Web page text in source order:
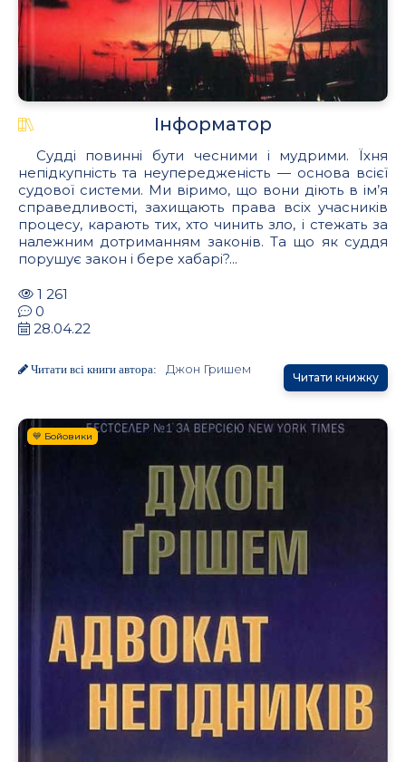
Інформатор
Судді повинні бути чесними і мудрими. Їхня
непідкупність та неупередженість — основа всієї
судової системи. Ми віримо, що вони діють в ім’я
справедливості, захищають права всіх учасників
процесу, карають тих, хто чинить зло, і стежать за
належним дотриманням законів. Та що як суддя
порушує закон і бере хабарі?...
1 261
0
28.04.22
Читати всі книги автора: Джон Гришем
Читати книжку
💙 Бойовики